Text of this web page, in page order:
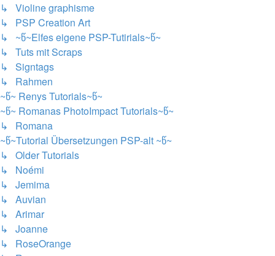
↳ Violine graphisme
↳ PSP Creation Art
↳ ~წ~Elfes eigene PSP-Tutirials~წ~
↳ Tuts mit Scraps
↳ Signtags
↳ Rahmen
~წ~ Renys Tutorials~წ~
~წ~ Romanas PhotoImpact Tutorials~წ~
↳ Romana
~წ~Tutorial Übersetzungen PSP-alt ~წ~
↳ Older Tutorials
↳ Noémi
↳ Jemima
↳ Auvian
↳ Arimar
↳ Joanne
↳ RoseOrange